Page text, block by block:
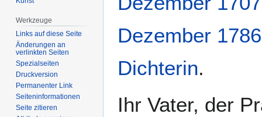
Dezember 1786
Dichterin.
Ihr Vater, der
Werkzeuge
Links auf diese Seite
Änderungen an
verlinkten Seiten
Spezialseiten
Druckversion
Permanenter Link
Seiten­­informationen
Seite zitieren